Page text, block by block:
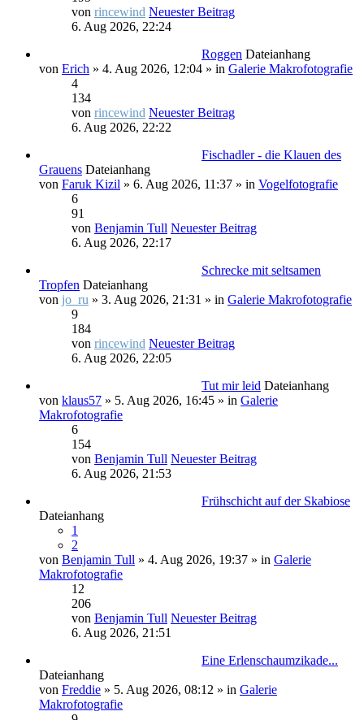
von rincewind Neuester Beitrag
6. Aug 2026, 22:24
Roggen Dateianhang
von Erich » 4. Aug 2026, 12:04 » in Galerie Makrofotografie
4
134
von rincewind Neuester Beitrag
6. Aug 2026, 22:22
Fischadler - die Klauen des
Grauens Dateianhang
von Faruk Kizil » 6. Aug 2026, 11:37 » in Vogelfotografie
6
91
von Benjamin Tull Neuester Beitrag
6. Aug 2026, 22:17
Schrecke mit seltsamen
Tropfen Dateianhang
von jo_ru » 3. Aug 2026, 21:31 » in Galerie Makrofotografie
9
184
von rincewind Neuester Beitrag
6. Aug 2026, 22:05
Tut mir leid Dateianhang
von klaus57 » 5. Aug 2026, 16:45 » in Galerie
Makrofotografie
6
154
von Benjamin Tull Neuester Beitrag
6. Aug 2026, 21:53
Frühschicht auf der Skabiose
Dateianhang
1
2
von Benjamin Tull » 4. Aug 2026, 19:37 » in Galerie
Makrofotografie
12
206
von Benjamin Tull Neuester Beitrag
6. Aug 2026, 21:51
Eine Erlenschaumzikade...
Dateianhang
von Freddie » 5. Aug 2026, 08:12 » in Galerie
Makrofotografie